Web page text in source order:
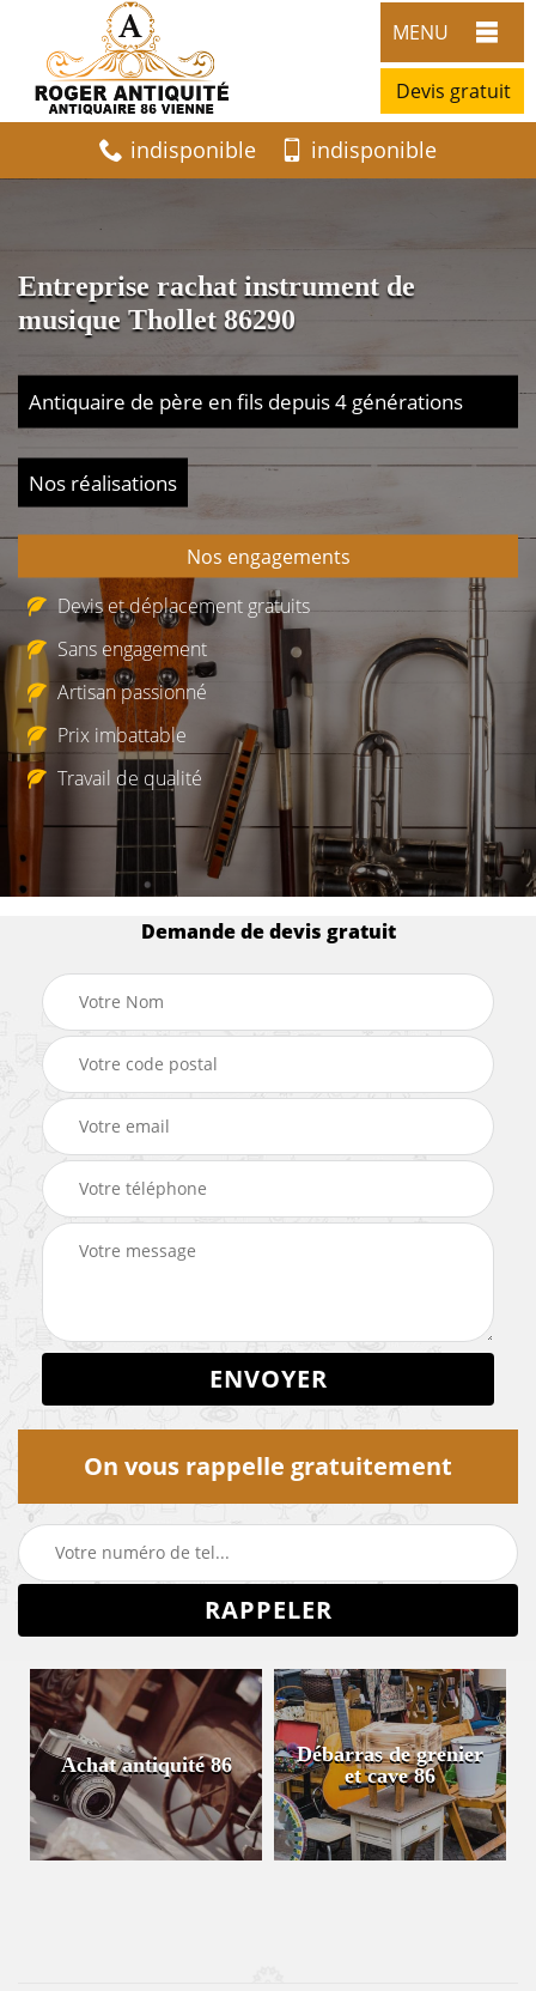
MENU
Devis gratuit
indisponible indisponible
Entreprise rachat instrument de
musique Thollet 86290
Antiquaire de père en fils depuis 4 générations
Nos réalisations
Nos engagements
Devis et déplacement gratuits
Sans engagement
Artisan passionné
Prix imbattable
Travail de qualité
Demande de devis gratuit
On vous rappelle gratuitement
Achat antiquité 86
Débarras de grenier
et cave 86